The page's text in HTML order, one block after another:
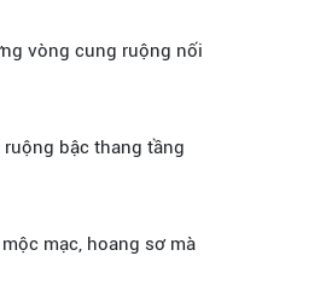
vòng cung ruộng nối
bậc thang tầng
mạc, hoang sơ mà